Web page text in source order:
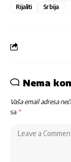
Rijaliti
Srbija
Nema
Vaša email adresa
sa *